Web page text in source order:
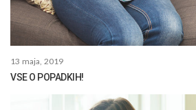
13 maja, 2019
VSE O POPADKIH!